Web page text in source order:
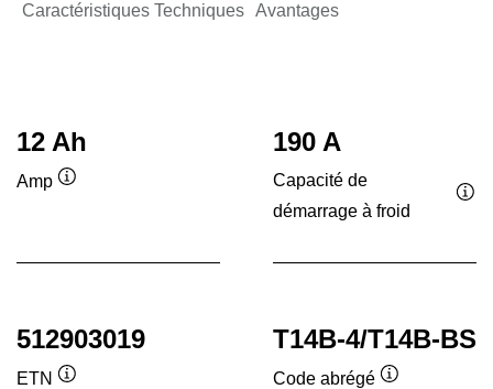
Caractéristiques Techniques Avantages
12 Ah
Amp
190 A
Capacité de
démarrage à froid
512903019
ETN
T14B-4/T14B-BS
Code abrégé